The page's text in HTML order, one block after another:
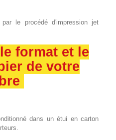
le procédé d'impression jet
format et le
de votre
dans un étui en carton